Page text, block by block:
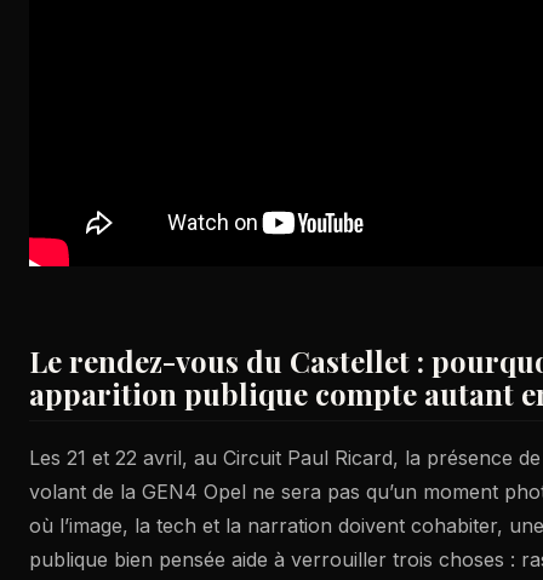
Le rendez-vous du Castellet :
apparition publique compte autant
Les 21 et 22 avril, au Circuit Paul Ricard, la présence
volant de la GEN4 Opel ne sera pas qu’un moment
où l’image, la tech et la narration doivent cohabiter,
publique bien pensée aide à verrouiller trois choses :